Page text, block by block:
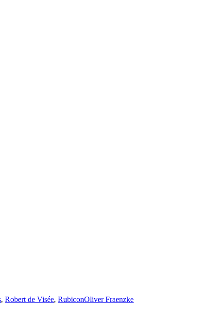
, Robert de Visée, RubiconOliver Fraenzke